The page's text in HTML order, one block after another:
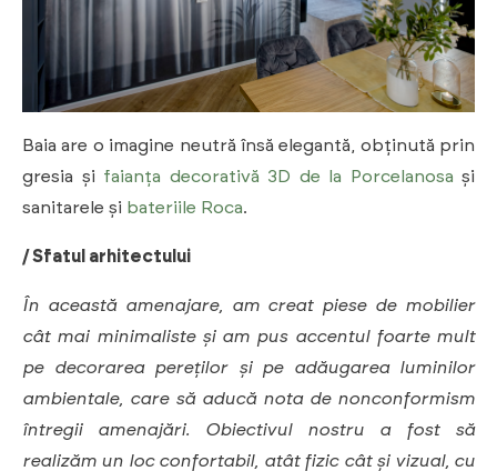
Baia are o imagine neutră însă elegantă, obținută prin
gresia și faianța decorativă 3D de la Porcelanosa și
sanitarele și bateriile Roca.
/ Sfatul arhitectului
În această amenajare, am creat piese de mobilier
cât mai minimaliste și am pus accentul foarte mult
pe decorarea pereților și pe adăugarea luminilor
ambientale, care să aducă nota de nonconformism
întregii amenajări. Obiectivul nostru a fost să
realizăm un loc confortabil, atât fizic cât și vizual, cu